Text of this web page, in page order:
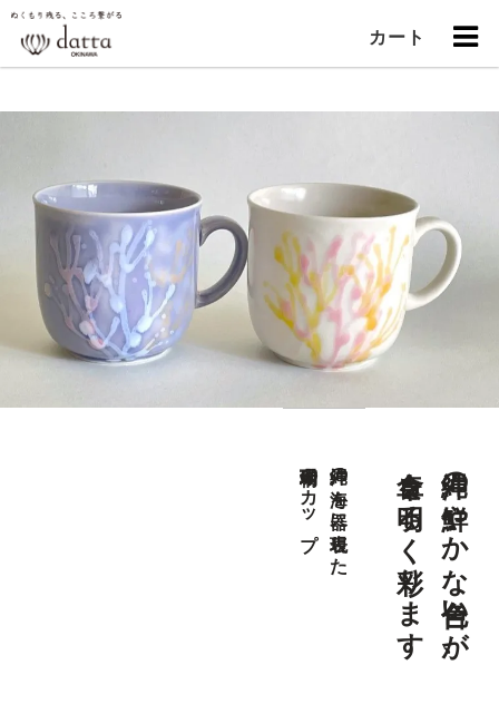
カート
沖縄の鮮やかな色合いが、
食卓を明るく彩ります
沖縄の海を器に表現した
珊瑚柄のカップ